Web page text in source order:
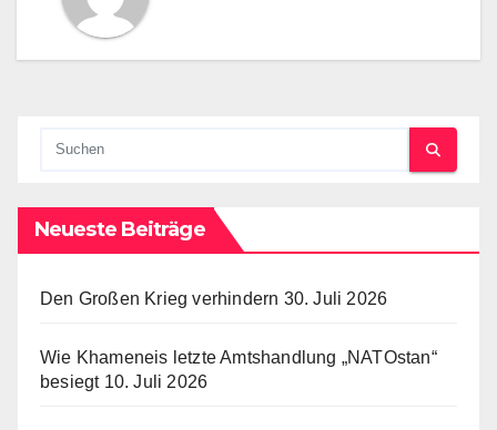
Neueste Beiträge
Den Großen Krieg verhindern 30. Juli 2026
Wie Khameneis letzte Amtshandlung „NATOstan“
besiegt 10. Juli 2026